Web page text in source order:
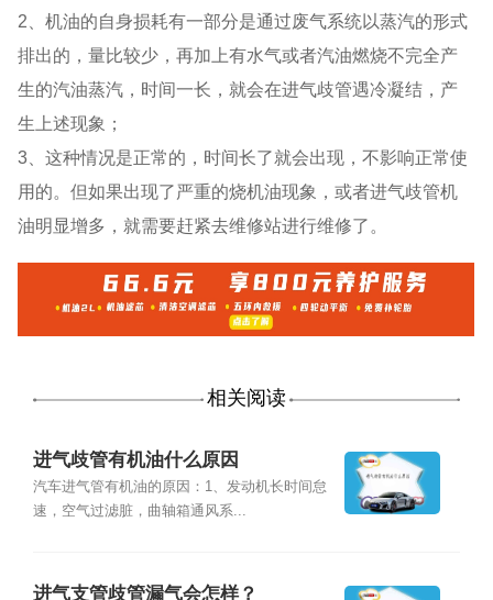
2、机油的自身损耗有一部分是通过废气系统以蒸汽的形式
排出的，量比较少，再加上有水气或者汽油燃烧不完全产
生的汽油蒸汽，时间一长，就会在进气歧管遇冷凝结，产
生上述现象；
3、这种情况是正常的，时间长了就会出现，不影响正常使
用的。但如果出现了严重的烧机油现象，或者进气歧管机
油明显增多，就需要赶紧去维修站进行维修了。
相关阅读
进气歧管有机油什么原因
汽车进气管有机油的原因：1、发动机长时间怠
速，空气过滤脏，曲轴箱通风系...
进气支管歧管漏气会怎样？